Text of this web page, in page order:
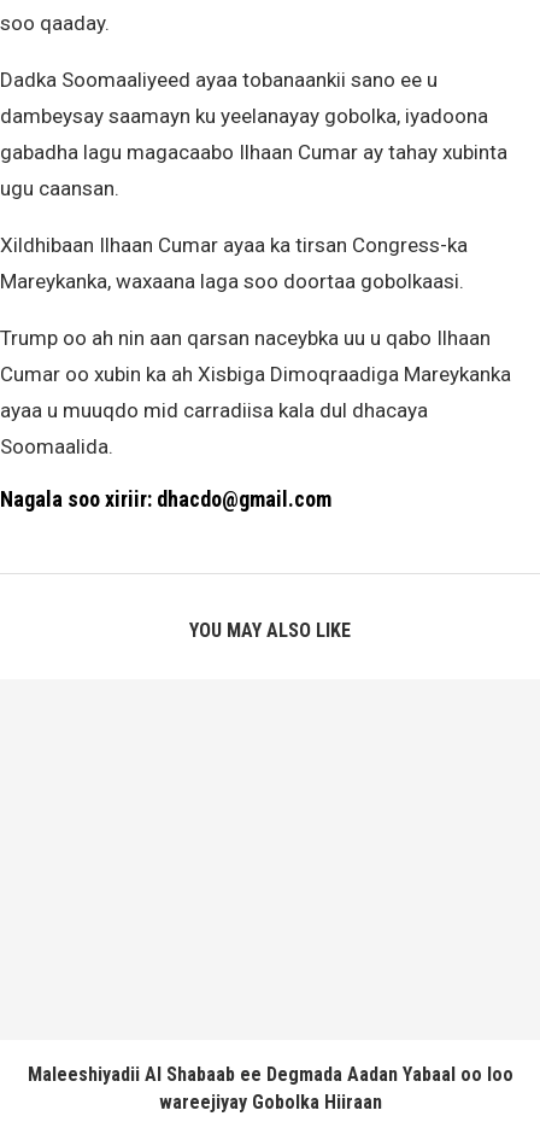
soo qaaday.
Dadka Soomaaliyeed ayaa tobanaankii sano ee u
dambeysay saamayn ku yeelanayay gobolka, iyadoona
gabadha lagu magacaabo Ilhaan Cumar ay tahay xubinta
ugu caansan.
Xildhibaan Ilhaan Cumar ayaa ka tirsan Congress-ka
Mareykanka, waxaana laga soo doortaa gobolkaasi.
Trump oo ah nin aan qarsan naceybka uu u qabo Ilhaan
Cumar oo xubin ka ah Xisbiga Dimoqraadiga Mareykanka
ayaa u muuqdo mid carradiisa kala dul dhacaya
Soomaalida.
Nagala soo xiriir: dhacdo@gmail.com
YOU MAY ALSO LIKE
Maleeshiyadii Al Shabaab ee Degmada Aadan Yabaal oo loo
wareejiyay Gobolka Hiiraan